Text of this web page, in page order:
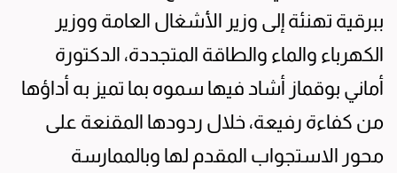
ببرقية تهنئة إلى وزير الأشغال العامة ووزير
الكهرباء والماء والطاقة المتجددة، الدكتورة
أماني بوقماز أشاد فيها سموه بما تميز به أداؤها
من كفاءة رفيعة، خلال ردودها المقنعة على
محور الاستجواب المقدم لها وبالممارسة